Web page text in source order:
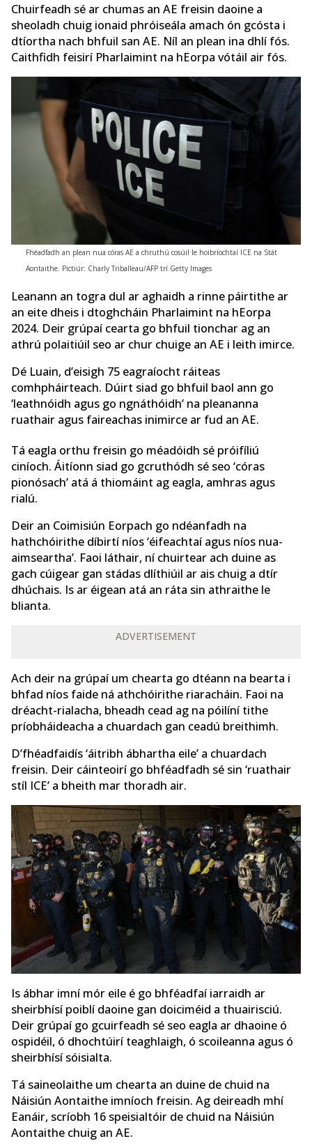
Chuirfeadh sé ar chumas an AE freisin daoine a
sheoladh chuig ionaid phróiseála amach ón gcósta i
dtíortha nach bhfuil san AE. Níl an plean ina dhlí fós.
Caithfidh feisirí Pharlaimint na hEorpa vótáil air fós.
Fhéadfadh an plean nua córas AE a chruthú cosúil le hoibríochtaí ICE na Stát
Aontaithe. Pictiúr: Charly Triballeau/AFP trí Getty Images
Leanann an togra dul ar aghaidh a rinne páirtithe ar
an eite dheis i dtoghcháin Pharlaimint na hEorpa
2024. Deir grúpaí cearta go bhfuil tionchar ag an
athrú polaitiúil seo ar chur chuige an AE i leith imirce.
Dé Luain, d’eisigh 75 eagraíocht ráiteas
comhpháirteach. Dúirt siad go bhfuil baol ann go
‘leathnóidh agus go ngnáthóidh’ na pleananna
ruathair agus faireachas inimirce ar fud an AE.
Tá eagla orthu freisin go méadóidh sé próifíliú
ciníoch. Áitíonn siad go gcruthódh sé seo ‘córas
pionósach’ atá á thiomáint ag eagla, amhras agus
rialú.
Deir an Coimisiún Eorpach go ndéanfadh na
hathchóirithe díbirtí níos ‘éifeachtaí agus níos nua-
aimseartha’. Faoi láthair, ní chuirtear ach duine as
gach cúigear gan stádas dlíthiúil ar ais chuig a dtír
dhúchais. Is ar éigean atá an ráta sin athraithe le
blianta.
ADVERTISEMENT
Ach deir na grúpaí um chearta go dtéann na bearta i
bhfad níos faide ná athchóirithe riaracháin. Faoi na
dréacht-rialacha, bheadh ​​cead ag na póilíní tithe
príobháideacha a chuardach gan ceadú breithimh.
D’fhéadfaidís ‘áitribh ábhartha eile’ a chuardach
freisin. Deir cáinteoirí go bhféadfadh sé sin ‘ruathair
stíl ICE’ a bheith mar thoradh air.
Is ábhar imní mór eile é go bhféadfaí iarraidh ar
sheirbhísí poiblí daoine gan doiciméid a thuairisciú.
Deir grúpaí go gcuirfeadh sé seo eagla ar dhaoine ó
ospidéil, ó dhochtúirí teaghlaigh, ó scoileanna agus ó
sheirbhísí sóisialta.
Tá saineolaithe um chearta an duine de chuid na
Náisiún Aontaithe imníoch freisin. Ag deireadh mhí
Eanáir, scríobh 16 speisialtóir de chuid na Náisiún
Aontaithe chuig an AE.